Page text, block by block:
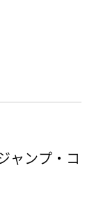
ャンプ・コ